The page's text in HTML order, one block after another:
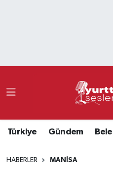
Türkiye Gündem
HABERLER MANISA
Namaz Vakitleri
Süper Lig Puan
Tüm Manşetler